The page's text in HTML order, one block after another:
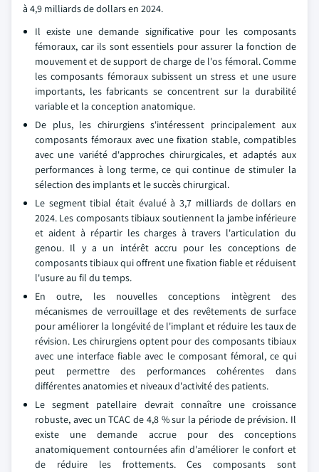
à 4,9 milliards de dollars en 2024.
Il existe une demande significative pour les composants
fémoraux, car ils sont essentiels pour assurer la fonction de
mouvement et de support de charge de l'os fémoral. Comme
les composants fémoraux subissent un stress et une usure
importants, les fabricants se concentrent sur la durabilité
variable et la conception anatomique.
De plus, les chirurgiens s'intéressent principalement aux
composants fémoraux avec une fixation stable, compatibles
avec une variété d'approches chirurgicales, et adaptés aux
performances à long terme, ce qui continue de stimuler la
sélection des implants et le succès chirurgical.
Le segment tibial était évalué à 3,7 milliards de dollars en
2024. Les composants tibiaux soutiennent la jambe inférieure
et aident à répartir les charges à travers l'articulation du
genou. Il y a un intérêt accru pour les conceptions de
composants tibiaux qui offrent une fixation fiable et réduisent
l'usure au fil du temps.
En outre, les nouvelles conceptions intègrent des
mécanismes de verrouillage et des revêtements de surface
pour améliorer la longévité de l'implant et réduire les taux de
révision. Les chirurgiens optent pour des composants tibiaux
avec une interface fiable avec le composant fémoral, ce qui
peut permettre des performances cohérentes dans
différentes anatomies et niveaux d'activité des patients.
Le segment patellaire devrait connaître une croissance
robuste, avec un TCAC de 4,8 % sur la période de prévision. Il
existe une demande accrue pour des conceptions
anatomiquement contournées afin d'améliorer le confort et
de réduire les frottements. Ces composants sont